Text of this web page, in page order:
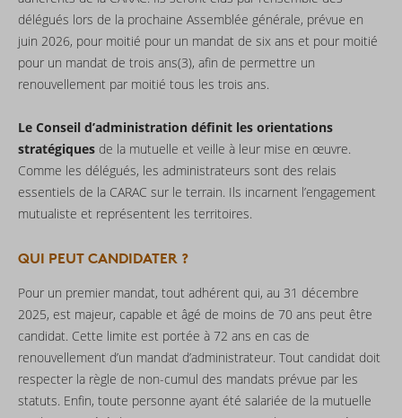
délégués lors de la prochaine Assemblée générale, prévue en
juin 2026, pour moitié pour un mandat de six ans et pour moitié
pour un mandat de trois ans(3), afin de permettre un
renouvellement par moitié tous les trois ans.
Le Conseil d’administration définit les orientations
stratégiques de la mutuelle et veille à leur mise en œuvre.
Comme les délégués, les administrateurs sont des relais
essentiels de la CARAC sur le terrain. Ils incarnent l’engagement
mutualiste et représentent les territoires.
QUI PEUT CANDIDATER ?
Pour un premier mandat, tout adhérent qui, au 31 décembre
2025, est majeur, capable et âgé de moins de 70 ans peut être
candidat. Cette limite est portée à 72 ans en cas de
renouvellement d’un mandat d’administrateur. Tout candidat doit
respecter la règle de non-cumul des mandats prévue par les
statuts. Enfin, toute personne ayant été salariée de la mutuelle